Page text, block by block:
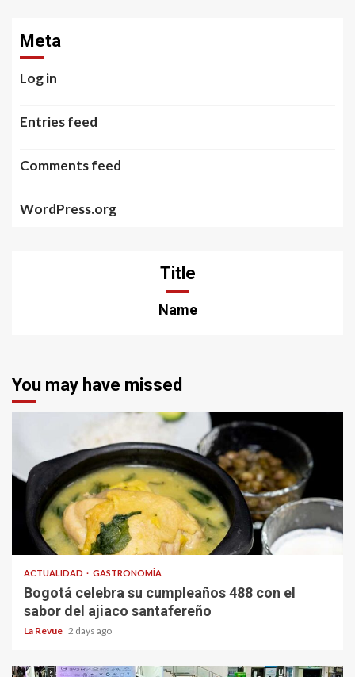
Meta
Log in
Entries feed
Comments feed
WordPress.org
Title
Name
You may have missed
ACTUALIDAD GASTRONOMÍA
Bogotá celebra su cumpleaños 488 con el
sabor del ajiaco santafereño
La Revue 2 days ago